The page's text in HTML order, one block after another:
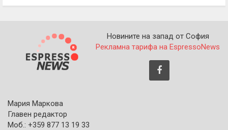
Новините на запад от София
Рекламна тарифа на EspressoNews
Мария Маркова
Главен редактор
Моб.: +359 877 13 19 33